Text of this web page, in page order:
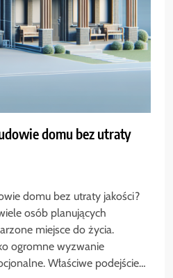
domu bez utraty
domu bez utraty jakości?
osób planujących
miejsce do życia.
ogromne wyzwanie
Właściwe podejście…